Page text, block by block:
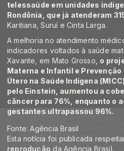
telessaúde em unidades
Rondônia, que já atenderam
Karitiana, Suruí e Cinta Larga.
A melhoria no atendimento
indicadores voltados à saúde
Xavante, em Mato Grosso, o
Materna e Infantil e Prevenção
Útero na Saúde Indígena
pelo Einstein, aumentou a
câncer para 76%, enquanto o
gestantes ultrapassou 96%.
Fonte: Agência Brasil
Esta notícia foi publicada
reprodução da Agência Brasil.